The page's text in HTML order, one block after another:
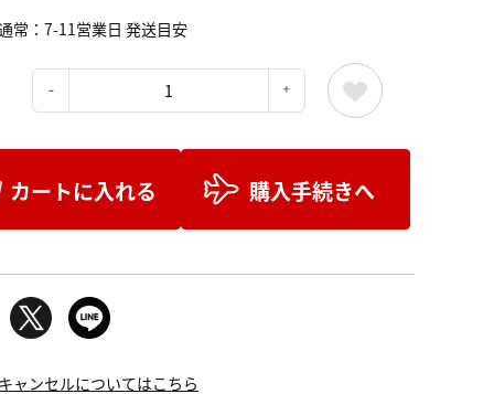
常：7-11営業日 発送目安
カートに入れる 購入手続きへ
ャンセルについてはこちら